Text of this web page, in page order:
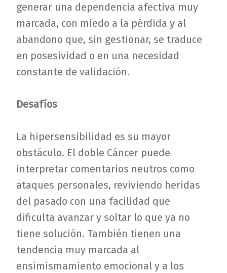
generar una dependencia afectiva muy
marcada, con miedo a la pérdida y al
abandono que, sin gestionar, se traduce
en posesividad o en una necesidad
constante de validación.
Desafíos
La hipersensibilidad es su mayor
obstáculo. El doble Cáncer puede
interpretar comentarios neutros como
ataques personales, reviviendo heridas
del pasado con una facilidad que
dificulta avanzar y soltar lo que ya no
tiene solución. También tienen una
tendencia muy marcada al
ensimismamiento emocional y a los